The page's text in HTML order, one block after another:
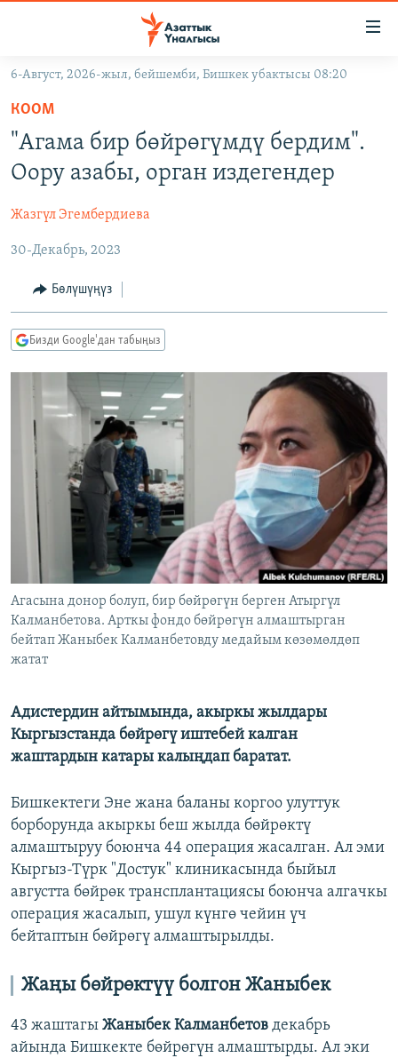
Навигацияга
өтүңүз
Издөөгө
салыңыз
КЫРГЫЗСТАН
ЭКОНОМИКА
МАДАНИЯТ
БОРБОР АЗИЯ
УКРАИНА
АТАЙЫН ИЛИКТӨӨ
ТВ ПРОГРАММАЛАР
БҮГҮН АЗАТТЫКТА
БИЗ ЖАНА ДҮЙНӨ
ЭЖЕ-СИҢДИЛЕР
АЗАТТЫК+
ЫҢГАЙСЫЗ СУРООЛОР
ПОДКАСТ
ӨЗГӨЧӨ ПИКИР
ОНЛАЙН ШЕРИНЕ
ЭЕ/АРнун бардык сайттары
6-Август, 2026-жыл, бейшемби, Бишкек убактысы 08:20
КООМ
"Агама бир бөйрөгүмдү бердим".
Оору азабы, орган издегендер
Жазгүл Эгембердиева
30-Декабрь, 2023
Бөлүшүңүз
Бизди Google'дан табыңыз
Агасына донор болуп, бир бөйрөгүн берген Атыргүл
Калманбетова. Арткы фондо бөйрөгүн алмаштырган
бейтап Жаныбек Калманбетовду медайым көзөмөлдөп
жатат
Адистердин айтымында, акыркы жылдары
Кыргызстанда бөйрөгү иштебей калган
жаштардын катары калыңдап баратат.
Бишкектеги Эне жана баланы коргоо улуттук
борборунда акыркы беш жылда бөйрөктү
алмаштыруу боюнча 44 операция жасалган. Ал эми
Кыргыз-Түрк "Достук" клиникасында быйыл
августта бөйрөк трансплантациясы боюнча алгачкы
операция жасалып, ушул күнгө чейин үч
бейтаптын бөйрөгү алмаштырылды.
Жаңы бөйрөктүү болгон Жаныбек
43 жаштагы Жаныбек Калманбетов декабрь
айында Бишкекте бөйрөгүн алмаштырды. Ал эки